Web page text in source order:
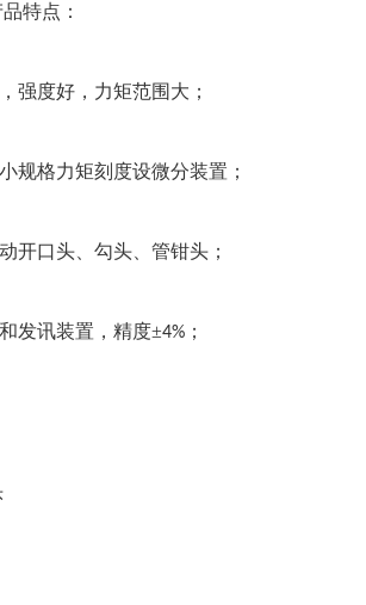
特点：
强度好，力矩范围大；
规格力矩刻度设微分装置；
开口头、勾头、管钳头；
发讯装置，精度±4% ；